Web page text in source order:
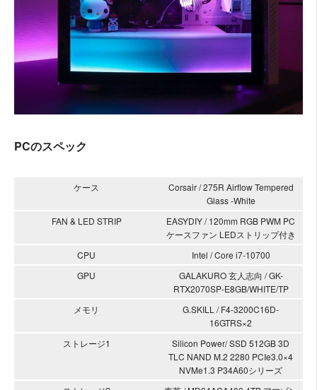
PCのスペック
ケース
Corsair / 275R Airflow Tempered
Glass -White
FAN & LED STRIP
EASYDIY / 120mm RGB PWM PC
ケースファン LEDストリップ付き
CPU
Intel / Core i7-10700
GPU
GALAKURO 玄人志向 / GK-
RTX2070SP-E8GB/WHITE/TP
メモリ
G.SKILL / F4-3200C16D-
16GTRS×2
ストレージ1
Silicon Power/ SSD 512GB 3D
TLC NAND M.2 2280 PCIe3.0×4
NVMe1.3 P34A60シリーズ